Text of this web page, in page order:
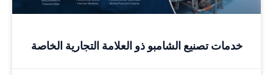
خدمات تصنيع الشامبو ذو العلامة التجارية الخاصة